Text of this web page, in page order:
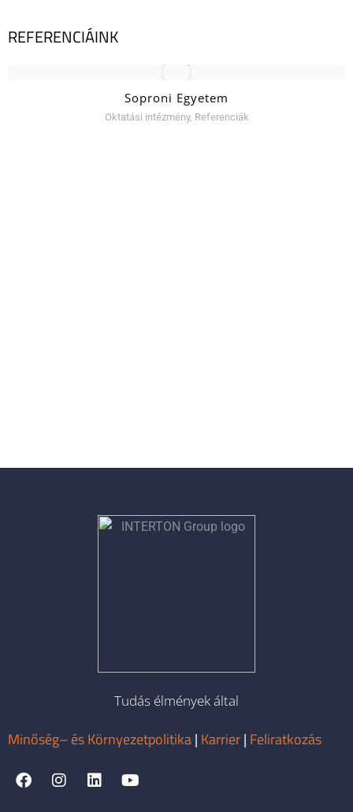
REFERENCIÁINK
Soproni Egyetem
Oktatási intézmény, Referenciák
Tudás élmények által
Minőség– és Környezetpolitika| Karrier| Feliratkozás